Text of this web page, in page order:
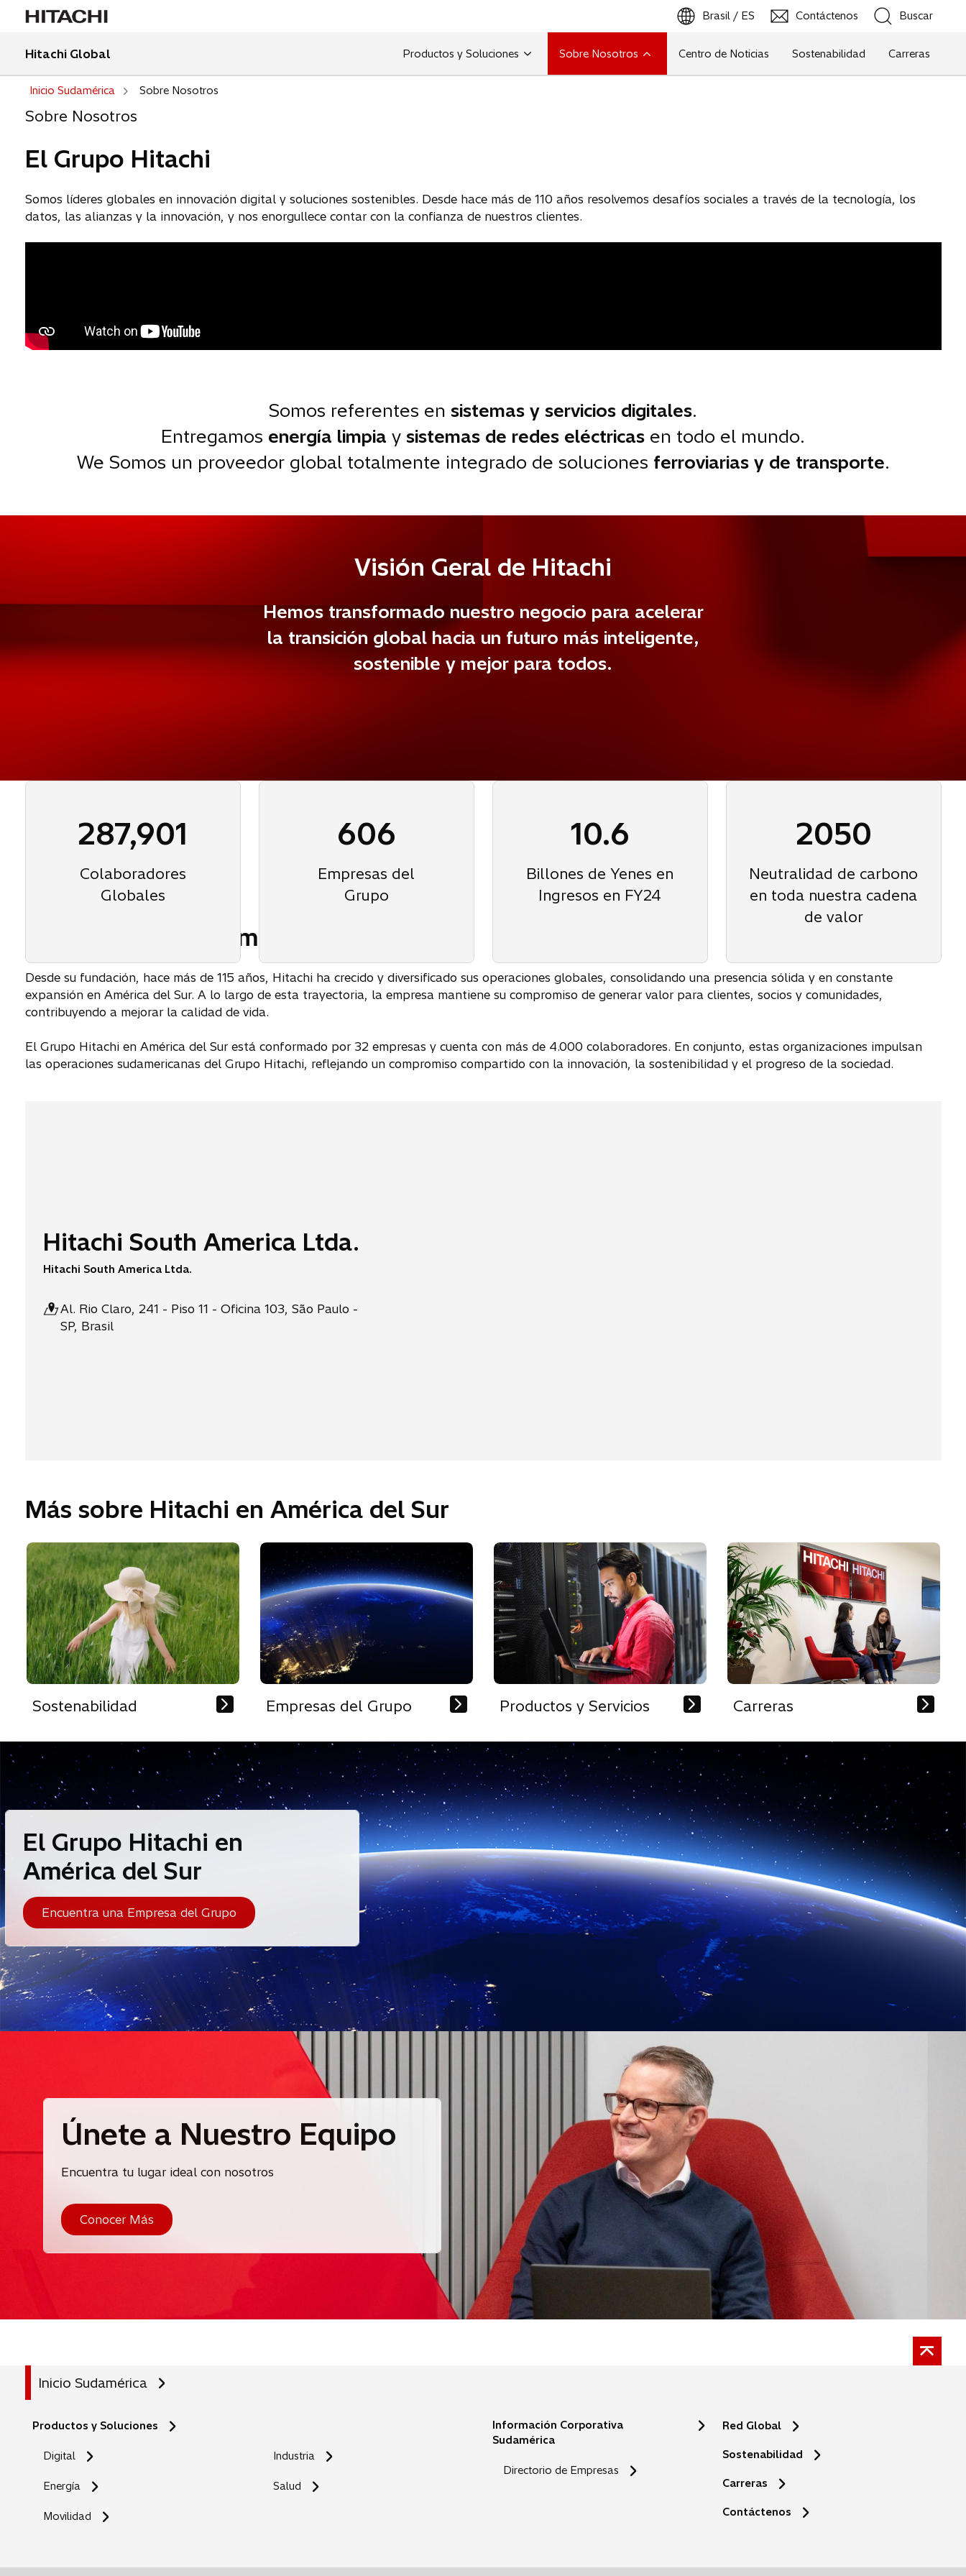
Brasil / ES Contáctenos
a
e
a
Buscar
Buscar
Hitachi Global Productos y Soluciones Sobre Nosotros Centro de Noticias Sostenabilidad Carreras
Inicio Sudamérica Sobre Nosotros
Sobre Nosotros
El Grupo Hitachi
Somos líderes globales en innovación digital y soluciones sostenibles. Desde hace más de 110 años resolvemos desafíos sociales a través de la tecnología, los
datos, las alianzas y la innovación, y nos enorgullece contar con la confianza de nuestros clientes.
Somos referentes en sistemas y servicios digitales.
Entregamos energía limpia y sistemas de redes eléctricas en todo el mundo.
We Somos un proveedor global totalmente integrado de soluciones ferroviarias y de transporte.
Visión Geral de Hitachi
Hemos transformado nuestro negocio para acelerar
la transición global hacia un futuro más inteligente,
sostenible y mejor para todos.
287,901
Colaboradores
Globales
606
Empresas del
Grupo
10.6
Billones de Yenes en
Ingresos en FY24
2050
Neutralidad de carbono
en toda nuestra cadena
de valor
Sobre Hitachi en América del Sur
Desde su fundación, hace más de 115 años, Hitachi ha crecido y diversificado sus operaciones globales, consolidando una presencia sólida y en constante
expansión en América del Sur. A lo largo de esta trayectoria, la empresa mantiene su compromiso de generar valor para clientes, socios y comunidades,
contribuyendo a mejorar la calidad de vida.
El Grupo Hitachi en América del Sur está conformado por 32 empresas y cuenta con más de 4.000 colaboradores. En conjunto, estas organizaciones impulsan
las operaciones sudamericanas del Grupo Hitachi, reflejando un compromiso compartido con la innovación, la sostenibilidad y el progreso de la sociedad.
Hitachi South America Ltda.
Hitachi South America Ltda.
Al. Rio Claro, 241 - Piso 11 - Oficina 103, São Paulo -
SP, Brasil
Más sobre Hitachi en América del Sur
Sostenabilidad Empresas del Grupo Productos y Servicios Carreras
El Grupo Hitachi en
América del Sur
Encuentra una Empresa del Grupo
Únete a Nuestro Equipo
Encuentra tu lugar ideal con nosotros
Conocer Más
Inicio Sudamérica
Productos y Soluciones
Digital
Energía
Movilidad
Industria
Salud
Información Corporativa
Sudamérica
Directorio de Empresas
Red Global
Sostenabilidad
Carreras
Contáctenoss
r